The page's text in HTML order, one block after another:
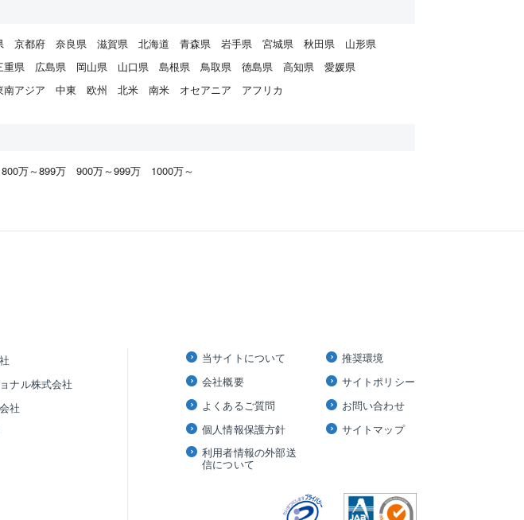
京都府 奈良県 滋賀県 北海道 青森県 岩手県 宮城県 秋田県
山形県
重県 広島県 岡山県 山口県 島根県 鳥取県 徳島県 高知県
愛媛県
南アジア 中東 欧州 北米 南米 オセアニア アフリカ
800万～899万 900万～999万 1000万～
ナル株式会社
社
当サイトについて
会社概要
よくあるご質問
個人情報保護方針
利用者情報の外部送
信について
推奨環境
サイトポリシー
お問い合わせ
サイトマップ